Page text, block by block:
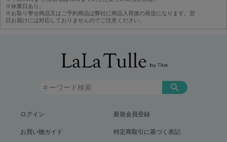
※休業日あり。
※お取り寄せ商品又はご予約商品は弊社に商品入荷後の発送になります。翌
日お届けには対応しておりませんのでご注意ください。
ログイン 新規会員登録
お買い物ガイド 特定商取引に基づく表記